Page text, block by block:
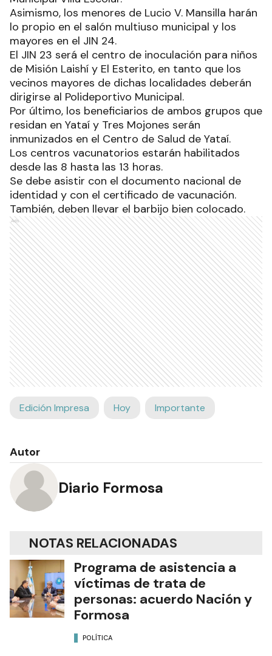
Asimismo, los menores de Lucio V. Mansilla harán
lo propio en el salón multiuso municipal y los
mayores en el JIN 24.
El JIN 23 será el centro de inoculación para niños
de Misión Laishí y El Esterito, en tanto que los
vecinos mayores de dichas localidades deberán
dirigirse al Polideportivo Municipal.
Por último, los beneficiarios de ambos grupos que
residan en Yataí y Tres Mojones serán
inmunizados en el Centro de Salud de Yataí.
Los centros vacunatorios estarán habilitados
desde las 8 hasta las 13 horas.
Se debe asistir con el documento nacional de
identidad y con el certificado de vacunación.
También, deben llevar el barbijo bien colocado.
Ads
Edición Impresa Hoy Importante
Autor
Diario Formosa
NOTAS RELACIONADAS
Programa de asistencia a
víctimas de trata de
personas: acuerdo Nación y
Formosa
POLÍTICA